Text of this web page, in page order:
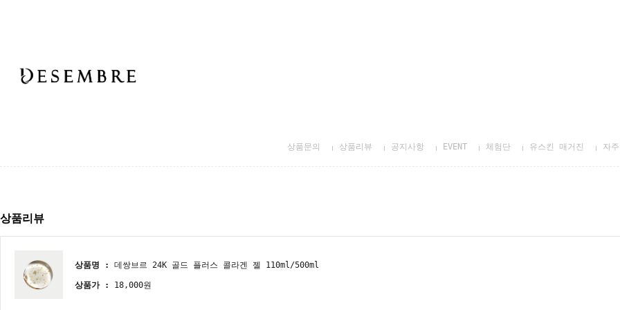
상품문의 상품리뷰 공지사항 EVENT 체험단 유스킨 매거진 자
상품리뷰
상품명 : 데쌍브르 24K 골드 플러스 콜라겐 젤 110ml/500ml
상품가 : 18,000원